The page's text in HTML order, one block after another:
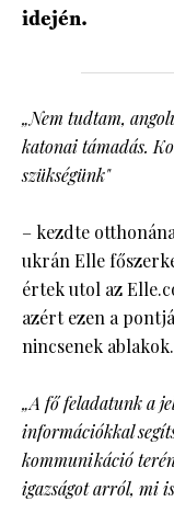
idején.
„Nem tudtam,
katonai támadás.
szükségünk"
– kezdte
ukrán Elle
értek utol az
azért ezen a
nincsenek ablakok.
„A fő feladatunk a
információkkal
kommunikáció
igazságot arról, mi